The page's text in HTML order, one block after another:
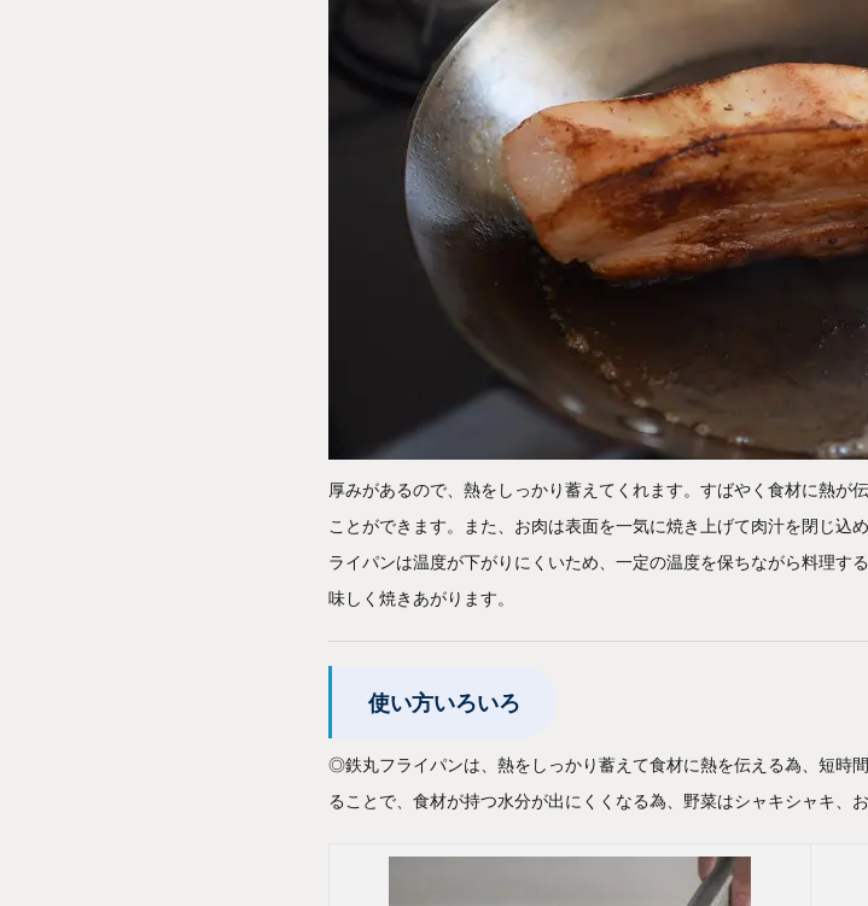
厚みがあるので、熱をしっかり蓄えてくれます。すばやく食材に熱が
ことができます。また、お肉は表面を一気に焼き上げて肉汁を閉じ込
ライパンは温度が下がりにくいため、一定の温度を保ちながら料理す
味しく焼きあがります。
使い方いろいろ
◎鉄丸フライパンは、熱をしっかり蓄えて食材に熱を伝える為、短時
ることで、食材が持つ水分が出にくくなる為、野菜はシャキシャキ、